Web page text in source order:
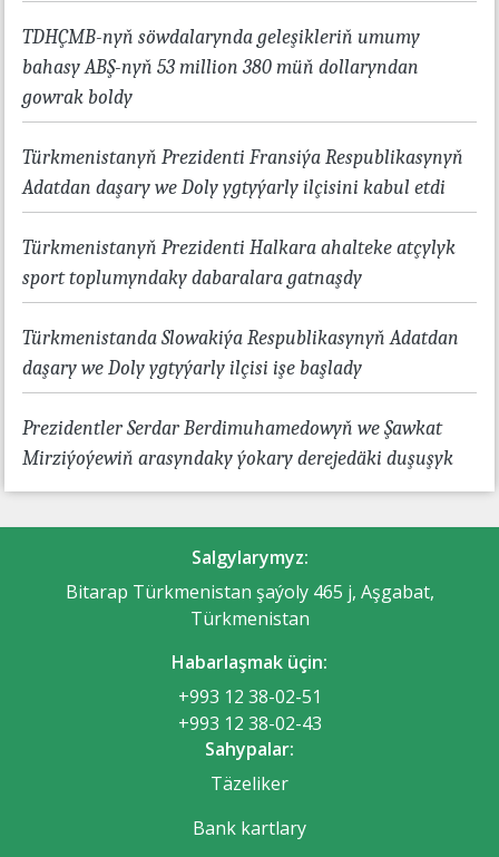
TDHÇMB-nyň söwdalarynda geleşikleriň umumy
bahasy ABŞ-nyň 53 million 380 müň dollaryndan
gowrak boldy
Türkmenistanyň Prezidenti Fransiýa Respublikasynyň
Adatdan daşary we Doly ygtyýarly ilçisini kabul etdi
Türkmenistanyň Prezidenti Halkara ahalteke atçylyk
sport toplumyndaky dabaralara gatnaşdy
Türkmenistanda Slowakiýa Respublikasynyň Adatdan
daşary we Doly ygtyýarly ilçisi işe başlady
Prezidentler Serdar Berdimuhamedowyň we Şawkat
Mirziýoýewiň arasyndaky ýokary derejedäki duşuşyk
Salgylarymyz:
Bitarap Türkmenistan şaýoly 465 j, Aşgabat,
Türkmenistan
Habarlaşmak üçin:
+993 12 38-02-51
+993 12 38-02-43
Sahypalar:
Täzeliker
Bank kartlary